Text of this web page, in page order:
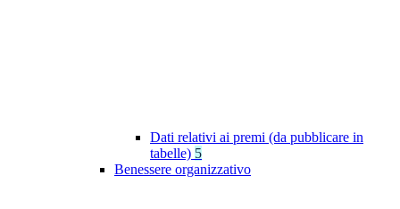
Dati relativi ai premi (da pubblicare in
tabelle) 5
Benessere organizzativo